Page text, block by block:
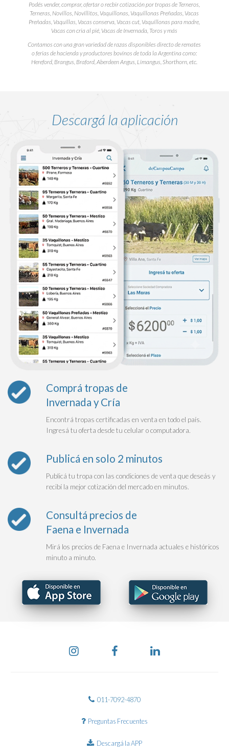
Podés vender, comprar, ofertar o recbir cotización por tropas de Terneros,
Terneras, Novillos, Novillitos, Vaquillonas, Vaquillonas Preñadas, Vacas
Preñadas, Vaquillas, Vacas conserva, Vacas cut, Vaquillonas para madre,
Vacas con cria al pié, Vacas de Invernada, Toros y más
Contamos con una gran variedad de razas disponibles directo de remates
o ferias de hacienda y productores bovinos de toda la Argentina como:
Hereford, Brangus, Braford, Aberdeen Angus, Limangus, Shorthorn, etc.
Descargá la aplicación
Comprá tropas de
Invernada y Cría
Encontrá tropas certificadas en venta en todo el país.
Ingresá tu oferta desde tu celular o computadora.
Publicá en solo 2 minutos
Publicá tu tropa con las condiciones de venta que deseás y
recibí la mejor cotización del mercado en minutos.
Consultá precios de
Faena e Invernada
Mirá los precios de Faena e Invernada actuales e históricos
minuto a minuto.
011-7092-4870
Preguntas Frecuentes
Descargá la APP